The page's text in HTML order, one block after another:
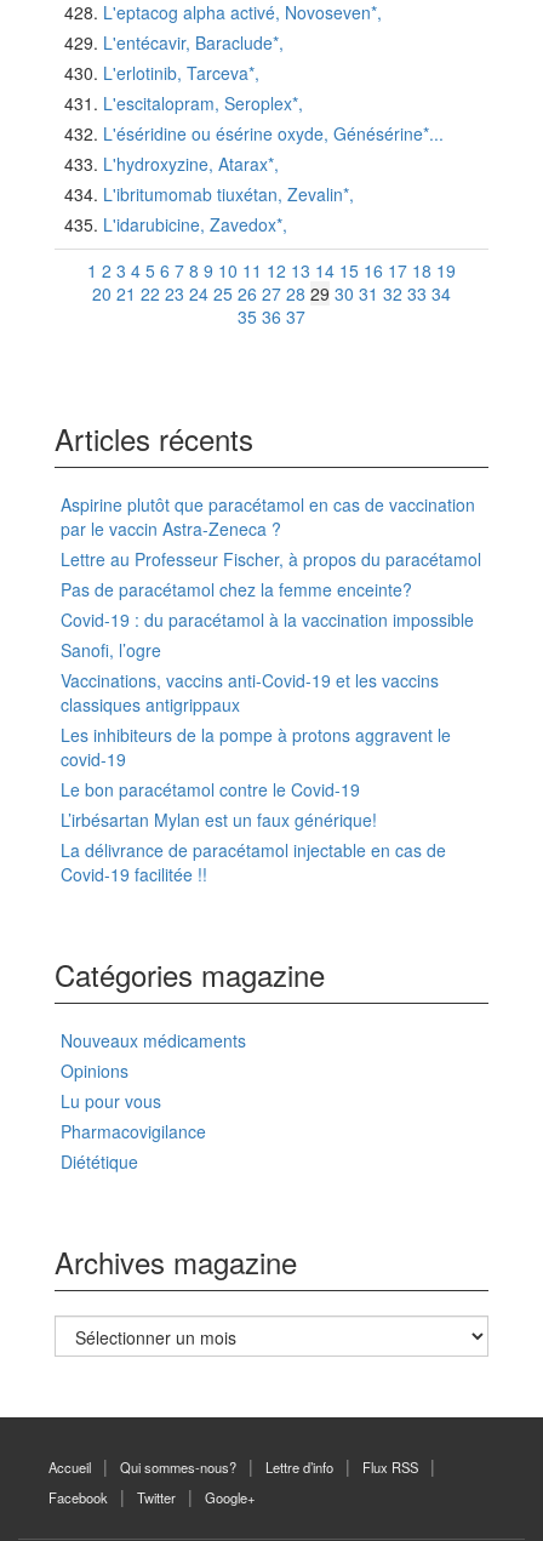
L'eptacog alpha activé, Novoseven*,
L'entécavir, Baraclude*,
L'erlotinib, Tarceva*,
L'escitalopram, Seroplex*,
L'éséridine ou ésérine oxyde, Génésérine*...
L'hydroxyzine, Atarax*,
L'ibritumomab tiuxétan, Zevalin*,
L'idarubicine, Zavedox*,
1 2 3 4 5 6 7 8 9 10 11 12 13 14 15 16 17 18 19
20 21 22 23 24 25 26 27 28 29 30 31 32 33 34
35 36 37
Articles récents
Aspirine plutôt que paracétamol en cas de vaccination
par le vaccin Astra-Zeneca ?
Lettre au Professeur Fischer, à propos du paracétamol
Pas de paracétamol chez la femme enceinte?
Covid-19 : du paracétamol à la vaccination impossible
Sanofi, l’ogre
Vaccinations, vaccins anti-Covid-19 et les vaccins
classiques antigrippaux
Les inhibiteurs de la pompe à protons aggravent le
covid-19
Le bon paracétamol contre le Covid-19
L’irbésartan Mylan est un faux générique!
La délivrance de paracétamol injectable en cas de
Covid-19 facilitée !!
Catégories magazine
Nouveaux médicaments
Opinions
Lu pour vous
Pharmacovigilance
Diététique
Archives magazine
Archives
magazine
Accueil Qui sommes-nous? Lettre d’info
Flux RSS
Facebook
Twitter Google+